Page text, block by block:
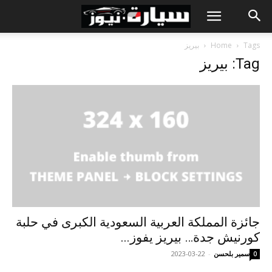
Home Tags بيريز
Tag: بيريز
جائزة المملكة العربية السعودية الكبرى في حلبة
كورنيش جدة… بيريز يفوز...
سمير بلحسن -
2023-03-22 0